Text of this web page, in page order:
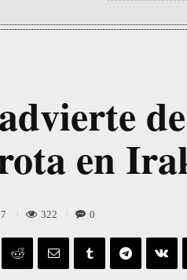
en
322 0